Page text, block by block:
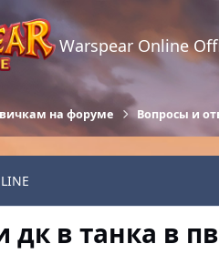
Warspear Online
на форуме Вопросы и
дк в танка в